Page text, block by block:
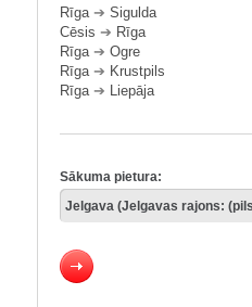
Rīga➔ Sigulda
Cēsis ➔ Rīga
Rīga➔ Ogre
Rīga➔ Krustpils
Rīga➔ Liepāja
Sākuma pietura: